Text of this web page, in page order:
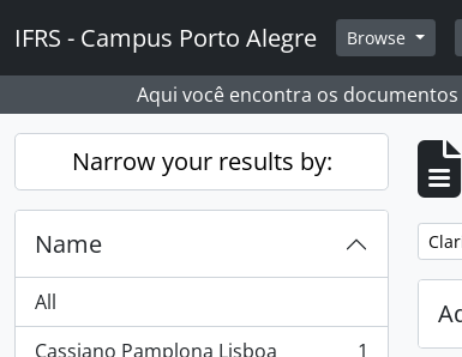
IFRS - Campus Porto Alegre Browse
Aqui você encontra os
Narrow your results by:
Name
All
Cassiano Pamplona Lisboa
1